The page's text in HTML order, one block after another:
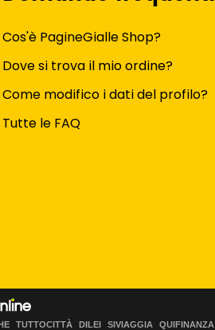
Cos'è PagineGialle Shop?
Dove si trova il mio ordine?
Come modifico i dati del profilo?
Tutte le FAQ
TUTTOCITTÀ DILEI SIVIAGGIA QUIFINANZA